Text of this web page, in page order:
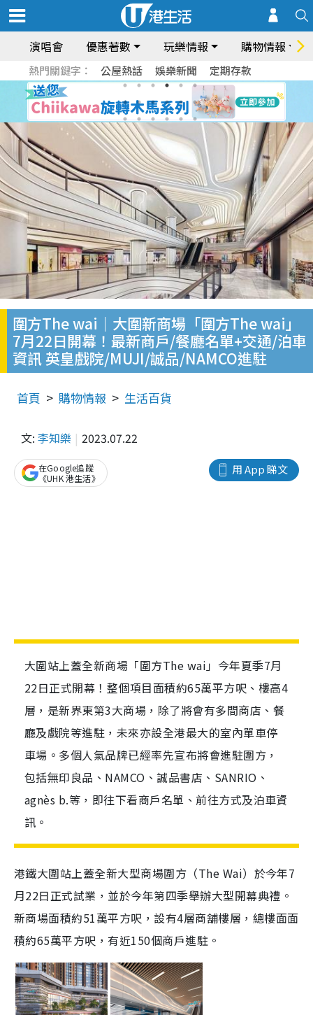
演唱會 優惠著數 玩樂情報 購物情報
熱門關鍵字： 公屋熱話 娛樂新聞 定期存款
圍方The wai｜大圍新商場「圍方The wai」
7月22日開幕！最新商戶/餐廳名單+交通/泊車
資訊 英皇戲院/MUJI/誠品/NAMCO進駐
首頁 購物情報 生活百貨
文: 李知樂 2023.07.22
用 App 睇文
在Google追蹤
《UHK 港生活》
大圍站上蓋全新商場「圍方The wai」今年夏季7月
22日正式開幕！整個項目面積約65萬平方呎、樓高4
層，是新界東第3大商場，除了將會有多間商店、餐
廳及戲院等進駐，未來亦設全港最大的室內單車停
車場。多個人氣品牌已經率先宣布將會進駐圍方，
包括無印良品、NAMCO、誠品書店、SANRIO、
agnès b.等，即往下看商戶名單、前往方式及泊車資
訊。
港鐵大圍站上蓋全新大型商場圍方（The Wai）於今年7
月22日正式試業，並於今年第四季舉辦大型開幕典禮。
新商場面積約51萬平方呎，設有4層商舖樓層，總樓面面
積約65萬平方呎，有近150個商戶進駐。